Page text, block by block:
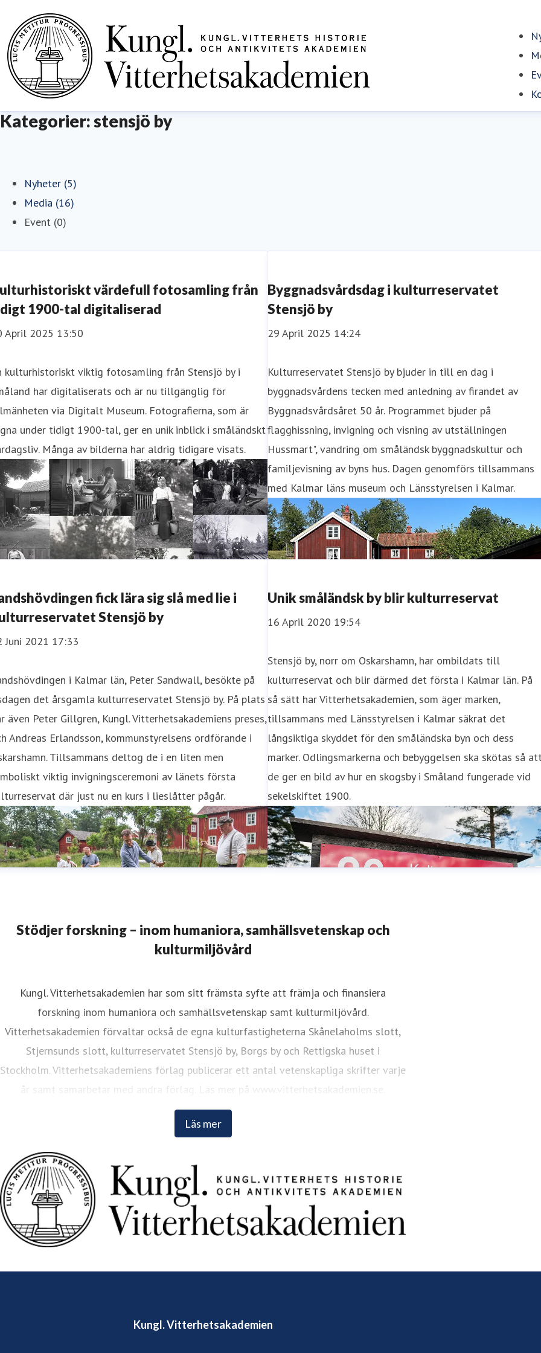
Kategorier: stensjö by
Nyheter (5)
Media (16)
Event (0)
värdefull fotosamling från
1900-tal digitaliserad
April 2025 13:50
kulturhistoriskt viktig fotosamling från Stensjö by i
har digitaliserats och är nu tillgänglig för
via Digitalt Museum. Fotografierna, som är
under tidigt 1900-tal, ger en unik inblick i småländskt
Många av bilderna har aldrig tidigare visats.
Byggnadsvårdsdag i kulturreservatet
Stensjö by
29 April 2025 14:24
Kulturreservatet Stensjö by bjuder in till en dag i
byggnadsvårdens tecken med anledning av firandet av
Byggnadsvårdsåret 50 år. Programmet bjuder på
flagghissning, invigning och visning av utställningen
Hussmart", vandring om småländsk byggnadskultur och
familjevisning av byns hus. Dagen genomförs tillsammans
med Kalmar läns museum och Länsstyrelsen i Kalmar.
fick lära sig slå med lie i
Stensjö by
Juni 2021 17:33
i Kalmar län, Peter Sandwall, besökte på
det årsgamla kulturreservatet Stensjö by. På plats
även Peter Gillgren, Kungl. Vitterhetsakademiens preses,
Andreas Erlandsson, kommunstyrelsens ordförande i
Tillsammans deltog de i en liten men
viktig invigningsceremoni av länets första
där just nu en kurs i lieslåtter pågår.
Unik småländsk by blir kulturreservat
16 April 2020 19:54
Stensjö by, norr om Oskarshamn, har ombildats till
kulturreservat och blir därmed det första i Kalmar län. På
så sätt har Vitterhetsakademien, som äger marken,
tillsammans med Länsstyrelsen i Kalmar säkrat det
långsiktiga skyddet för den småländska byn och dess
marker. Odlingsmarkerna och bebyggelsen ska skötas så
de ger en bild av hur en skogsby i Småland fungerade vid
sekelskiftet 1900.
Stödjer forskning – inom humaniora, samhällsvetenskap och
kulturmiljövård
Läs mer
Kungl. Vitterhetsakademien har som sitt främsta syfte att främja och finansiera
forskning inom humaniora och samhällsvetenskap samt kulturmiljövård.
Vitterhetsakademien förvaltar också de egna kulturfastigheterna Skånelaholms slott,
Stjernsunds slott, kulturreservatet Stensjö by, Borgs by och Rettigska huset i
Stockholm. Vitterhetsakademiens förlag publicerar ett antal vetenskapliga skrifter varje
år samt samarbetar med andra förlag. Läs mer på www.vitterhetsakademien.se.
Kungl. Vitterhetsakademien